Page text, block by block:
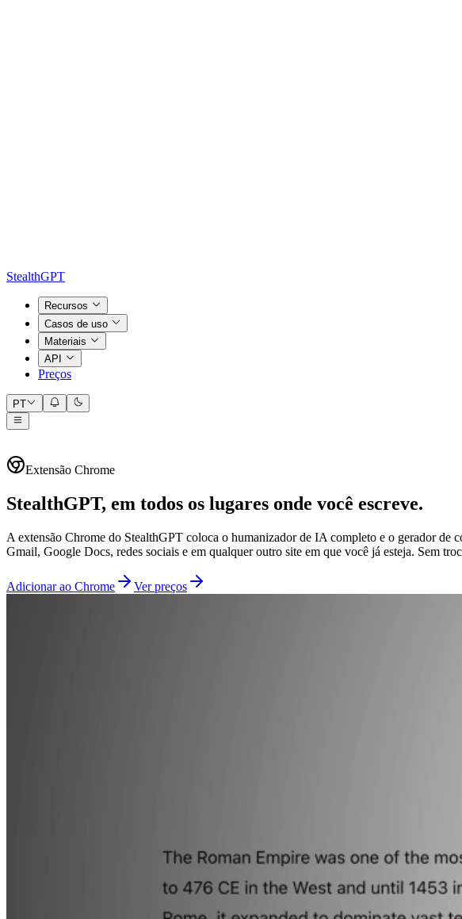
StealthGPT
Recursos
Casos de uso
Materiais
API
Preços
PT
Extensão Chrome
StealthGPT, em todos os lugares onde você escreve.
A extensão Chrome do StealthGPT coloca o humanizador de IA completo e o gerador de
Gmail, Google Docs, redes sociais e em qualquer outro site em que você já esteja. Sem
Adicionar ao Chrome Ver preços